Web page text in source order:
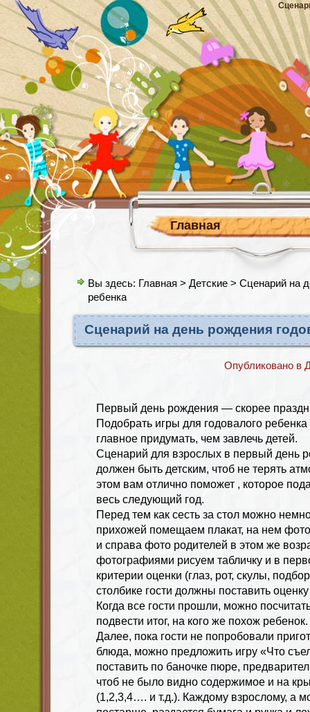
Главная
Вы здесь: Главная > Детские > Сценарий на
ребенка
Сценарий на день рождения
Опубликовано в
Первый день рождения — скорее
Подобрать игры для годовалого
главное придумать, чем завлечь детей.
Сценарий для взрослых в первый день
должен быть детским, чтоб не терять
этом вам отлично поможет , которое
весь следующий год.
Перед тем как сесть за стол можно
прихожей помещаем плакат, на нем
и справа фото родителей в этом же
фотографиями рисуем табличку и в
критерии оценки (глаз, рот, скулы,
столбике гости должны поставить
Когда все гости прошли, можно
подвести итог, на кого же похож ребенок.
Далее, пока гости не попробовали
блюда, можно предложить игру «Что
поставить по баночке пюре,
чтоб не было видно содержимое и на
(1,2,3,4…. и т.д.). Каждому взрослому, а